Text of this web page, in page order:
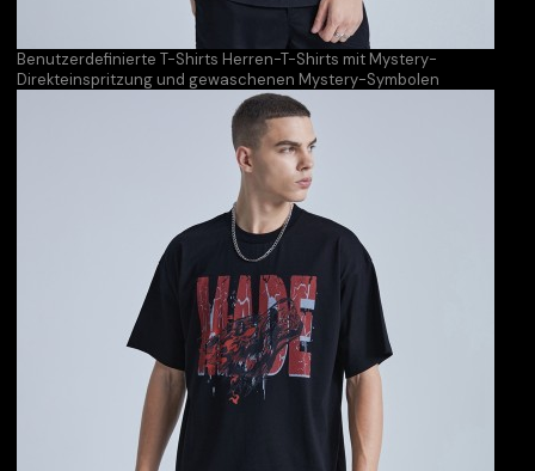
Benutzerdefinierte T-Shirts Herren-T-Shirts mit Mystery-
Direkteinspritzung und gewaschenen Mystery-Symbolen